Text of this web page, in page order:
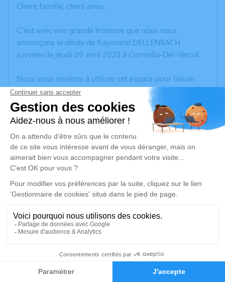
Faire-part Hommages
Chère famille, chers amis,
C’est avec une grande tristesse que nous vous
annonçons le décès de Raymond DELLENBACH
survenu le jeudi 09 avril 2020 à Corneilla-Del-Vercol.
Nous vous invitons à utiliser cet espace pour laisser
vos condoléances, partager des photos souvenirs, une
anecdote ou exprimer vos pensées à travers des
poèmes ou des textes. Cet endroit est un lieu
d'expression dédié à honorer la mémoire de Raymond
DELLENBACH.
Un service de plantation d’arbre hommage est
disponible ici.
Je rends hommage
Cérémonie civile
Chambre Funéraire de la Raho de Villeneuve-
de-la-Raho